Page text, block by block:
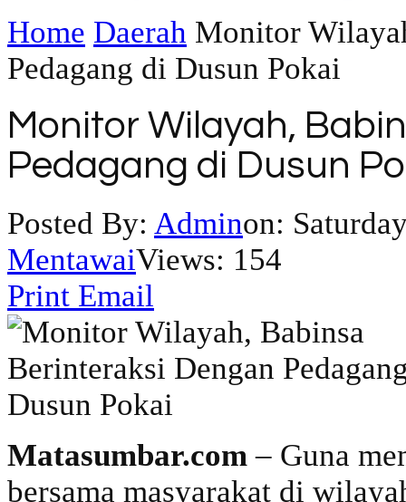
Home Daerah Monitor
Pedagang di Dusun Pokai
Monitor Wilayah,
Pedagang di Dusun
Posted By: Adminon:
MentawaiViews: 154
Print Email
Matasumbar.com – Guna
bersama masyarakat di